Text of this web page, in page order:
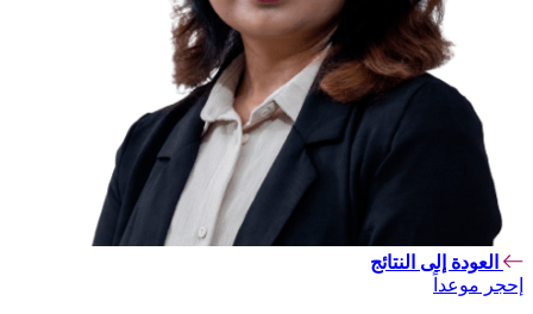
العودة إلى النتائج
إحجر موعداً